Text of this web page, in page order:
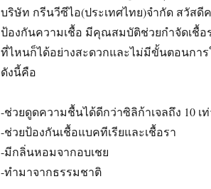
บริษัท กรีนวีซีไอ(ประเทศไทย)จำกัด สวัส
ป้องกันความเชื้อ มีคุณสมบัติช่วยกำจัดเชื้อ
ที่ไหนก็ได้อย่างสะดวกและไม่มีขั้นตอนกา
ดังนี้คือ
-ช่วยดูดความชื้นได้ดีกว่าซิลิก้าเจลถึง 10 เ
-ช่วยป้องกันเชื้อแบคทีเรียและเชื้อรา
-มีกลิ่นหอมจากอบเชย
-ทำมาจากธรรมชาติ